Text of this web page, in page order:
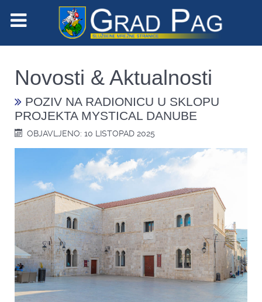
Novosti & Aktualnosti
POZIV NA RADIONICU U SKLOPU
PROJEKTA MYSTICAL DANUBE
OBJAVLJENO: 10 LISTOPAD 2025